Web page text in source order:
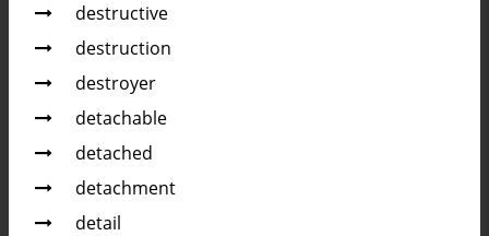
destructive
destruction
destroyer
detachable
detached
detachment
detail